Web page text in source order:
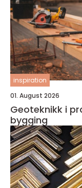
inspiration
01. August 2026
Geoteknikk i
bygging